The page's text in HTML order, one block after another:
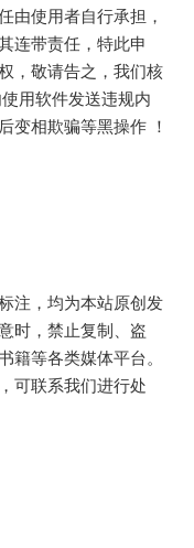
由使用者自行承担，
连带责任，特此申
，敬请告之，我们核
用软件发送违规内
变相欺骗等黑操作 ！
注，均为本站原创发
时，禁止复制、盗
籍等各类媒体平台。
可联系我们进行处